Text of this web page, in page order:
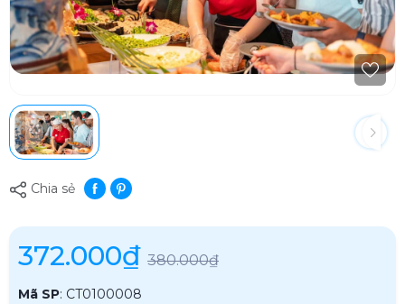
Chia sẻ
372.000₫ 380.000₫
Mã SP: CT0100008